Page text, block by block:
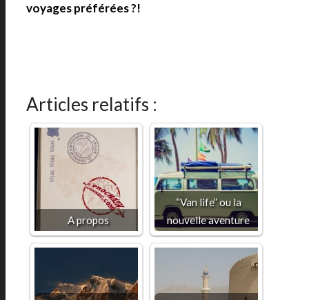
voyages préférées ?!
Articles relatifs :
A propos
“Van life” ou la
nouvelle aventure